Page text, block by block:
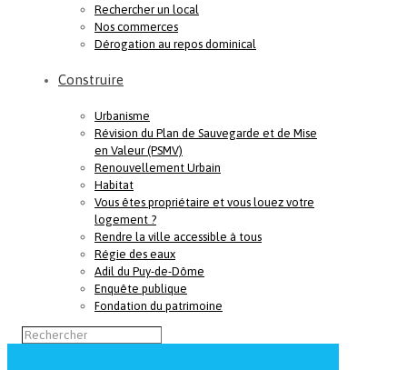
Rechercher un local
Nos commerces
Dérogation au repos dominical
Construire
Urbanisme
Révision du Plan de Sauvegarde et de Mise
en Valeur (PSMV)
Renouvellement Urbain
Habitat
Vous êtes propriétaire et vous louez votre
logement ?
Rendre la ville accessible à tous
Régie des eaux
Adil du Puy-de-Dôme
Enquête publique
Fondation du patrimoine